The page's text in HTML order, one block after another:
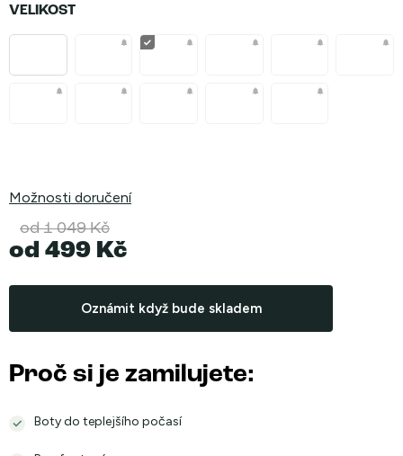
VELIKOST
Možnosti doručení
od 1 049 Kč
od 499 Kč
cena:
Oznámit když bude skladem
Proč si je zamilujete:
Boty do teplejšího počasí